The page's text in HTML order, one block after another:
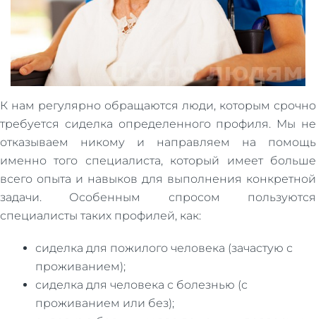
К нам регулярно обращаются люди, которым срочно
требуется сиделка определенного профиля. Мы не
отказываем никому и направляем на помощь
именно того специалиста, который имеет больше
всего опыта и навыков для выполнения конкретной
задачи. Особенным спросом пользуются
специалисты таких профилей, как:
сиделка для пожилого человека (зачастую с
проживанием);
сиделка для человека с болезнью (с
проживанием или без);